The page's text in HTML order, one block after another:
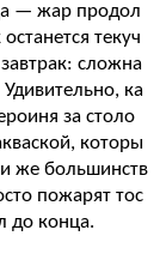
— жар продол
текуч
сложна
ка
за столо
которы
же большинств
пожарят тос
до конца.